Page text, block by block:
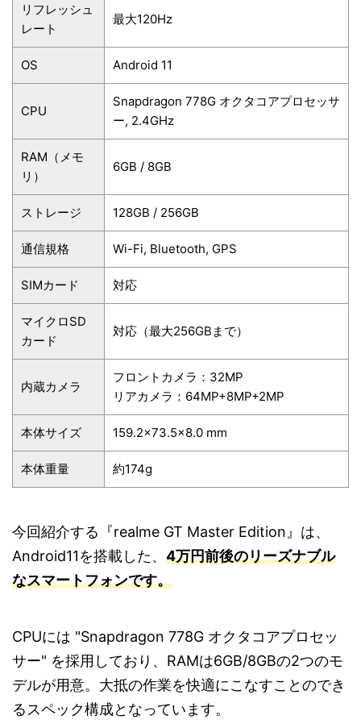
リフレッシュ
レート
最大120Hz
OS Android 11
CPU
Snapdragon 778G オクタコアプロセッサ
ー, 2.4GHz
RAM（メモ
リ）
6GB / 8GB
ストレージ 128GB / 256GB
通信規格 Wi-Fi, Bluetooth, GPS
SIMカード 対応
マイクロSD
カード
対応（最大256GBまで）
内蔵カメラ
フロントカメラ：32MP
リアカメラ：64MP+8MP+2MP
本体サイズ 159.2×73.5×8.0 mm
本体重量 約174g
今回紹介する『realme GT Master Edition』は、
Android11を搭載した、 4万円前後のリーズナブル
なスマートフォンです。
CPUには "Snapdragon 778G オクタコアプロセッ
サー" を採用しており、RAMは6GB/8GBの2つのモ
デルが用意。大抵の作業を快適にこなすことのでき
るスペック構成となっています。